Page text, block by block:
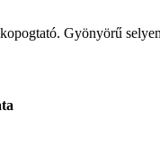
Gyönyörű